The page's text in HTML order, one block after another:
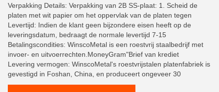
Verpakking Details: Verpakking van 2B SS-plaat: 1. Scheid de
platen met wit papier om het oppervlak van de platen tegen
Levertijd: Indien de klant geen bijzondere eisen heeft op de
leveringsdatum, bedraagt de normale levertijd 7-15
Betalingscondities: WinscoMetal is een roestvrij staalbedrijf met
invoer- en uitvoerrechten.MoneyGram"Brief van krediet
Levering vermogen: WinscoMetal's roestvrijstalen platenfabriek is
gevestigd in Foshan, China, en produceert ongeveer 30